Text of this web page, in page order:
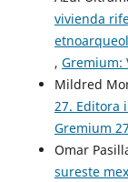
vivienda
, Gremium:
Mildred
27. Editora
Gremium 27
Omar
sureste